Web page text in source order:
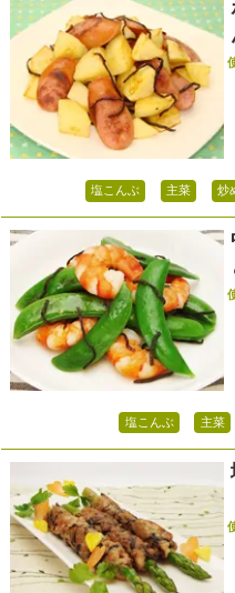
塩こんぶ 主菜 炒
塩こんぶ 主菜